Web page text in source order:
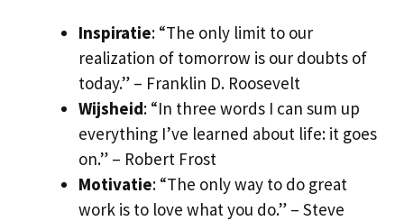
Inspiratie: “The only limit to our
realization of tomorrow is our doubts of
today.” – Franklin D. Roosevelt
Wijsheid: “In three words I can sum up
everything I’ve learned about life: it goes
on.” – Robert Frost
Motivatie: “The only way to do great
work is to love what you do.” – Steve